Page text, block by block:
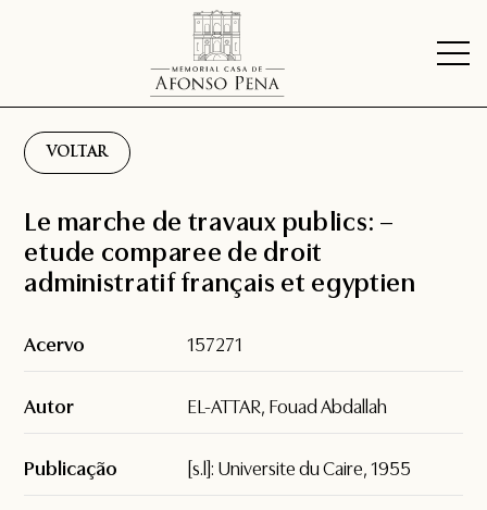
VOLTAR
Le marche de travaux publics: –
etude comparee de droit
administratif français et egyptien
Acervo 157271
Autor EL-ATTAR, Fouad Abdallah
Publicação [s.l]: Universite du Caire, 1955